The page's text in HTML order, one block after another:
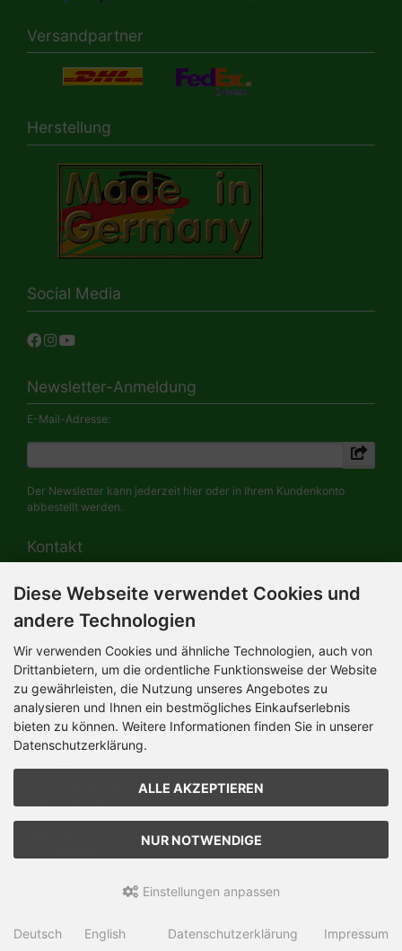
Versandpartner
Herstellung
Social Media
Newsletter-Anmeldung
E-Mail-Adresse:
Der Newsletter kann jederzeit hier oder in Ihrem Kundenkonto
abbestellt werden.
Kontakt
HERMANN-Spielwaren GmbH
Werksverkauf / Postadresse:
Im Grund 9-11
Mo-Do 8.00 bis 16.30 Uhr
Bürozeiten:
Mo-Do 8.00 bis 16.30 Uhr
Fr 8.00 bis 12.30 Uhr
+49 (0) 09561 85900
info@hermann.de
Geschäftsführer
Martin Hermann
Handelsregister Amtsgericht Coburg
Diese Webseite verwendet Cookies und
andere Technologien
Wir verwenden Cookies und ähnliche Technologien, auch von
Drittanbietern, um die ordentliche Funktionsweise der Website
zu gewährleisten, die Nutzung unseres Angebotes zu
analysieren und Ihnen ein bestmögliches Einkaufserlebnis
bieten zu können. Weitere Informationen finden Sie in unserer
Datenschutzerklärung.
ALLE AKZEPTIEREN
NUR NOTWENDIGE
Einstellungen anpassen
Deutsch English Datenschutzerklärung Impressum